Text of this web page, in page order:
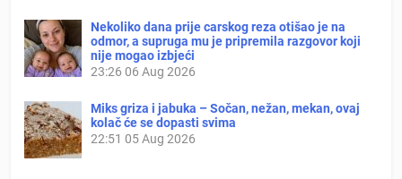
Nekoliko dana prije carskog reza otišao je na
odmor, a supruga mu je pripremila razgovor koji
nije mogao izbjeći
23:26 06 Aug 2026
Miks griza i jabuka – Sočan, nežan, mekan, ovaj
kolač će se dopasti svima
22:51 05 Aug 2026